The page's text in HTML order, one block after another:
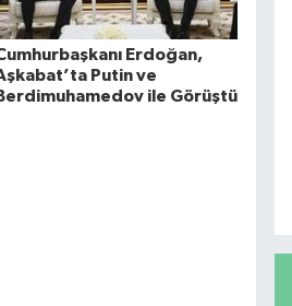
Erdoğan,
Putin ve
ile Görüştü